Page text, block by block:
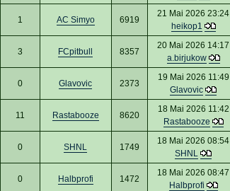
1 AC Simyo 6919
21 Mai 2026 23:24
heikop1
3 FCpitbull 8357
20 Mai 2026 14:17
a.birjukow
0 Glavovic 2373
19 Mai 2026 11:49
Glavovic
11 Rastabooze 8620
18 Mai 2026 11:42
Rastabooze
0 SHNL 1749
18 Mai 2026 08:54
SHNL
0 Halbprofi 1472
18 Mai 2026 08:47
Halbprofi